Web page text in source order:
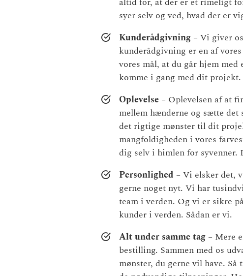
syer selv og ved, hvad der er
Kunderådgivning – Vi giver
kunderådgivning er en af
vores mål, at du går hjem
komme i gang med dit projekt.
Oplevelse – Oplevelsen af at
mellem hænderne og sætte det
det rigtige mønster til dit
mangfoldigheden i vores
dig selv i himlen for syvenner.
Personlighed – Vi elsker det,
gerne noget nyt. Vi har
team i verden. Og vi er sikre
kunder i verden. Sådan er vi.
Alt under samme tag – Mere
bestilling. Sammen med os
mønster, du gerne vil have.